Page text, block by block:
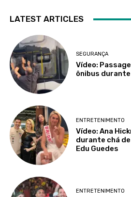
LATEST ARTICLES
SEGURANÇA
Vídeo:
ônibus
ENTRETENIMENTO
Vídeo: Ana
durante chá
Edu Guedes
ENTRETENIMENTO